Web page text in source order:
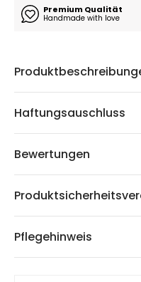
Premium Qualität
Handmade with love
Haftungsauschluss
Bewertungen
Pflegehinweis